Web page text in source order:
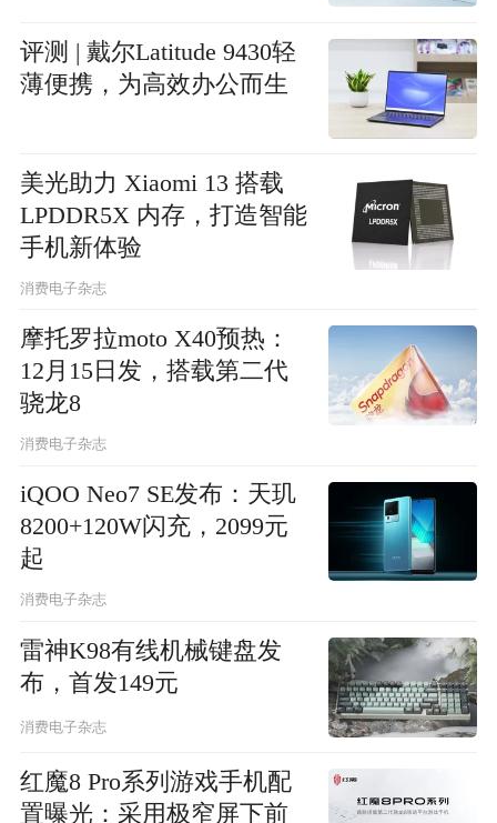
评测 | 戴尔Latitude 9430轻
薄便携，为高效办公而生
美光助力 Xiaomi 13 搭载
LPDDR5X 内存，打造智能
手机新体验
消费电子杂志
摩托罗拉moto X40预热：
12月15日发，搭载第二代
骁龙8
消费电子杂志
iQOO Neo7 SE发布：天玑
8200+120W闪充，2099元
起
消费电子杂志
雷神K98有线机械键盘发
布，首发149元
消费电子杂志
红魔8 Pro系列游戏手机配
置曝光：采用极窄屏下前